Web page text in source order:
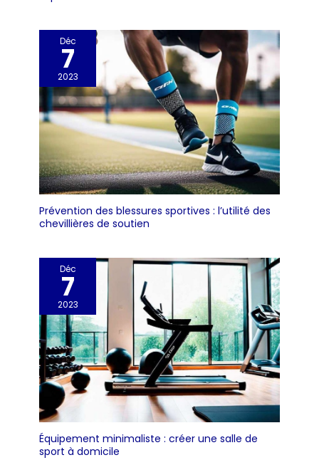
Déc
7
2023
Prévention des blessures sportives : l’utilité des
chevillières de soutien
Déc
7
2023
Équipement minimaliste : créer une salle de
sport à domicile